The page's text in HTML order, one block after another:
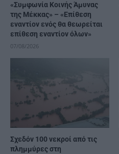
«Συμφωνία Κοινής Άμυνας
της Μέκκας» – «Επίθεση
εναντίον ενός θα θεωρείται
επίθεση εναντίον όλων»
07/08/2026
Σχεδόν 100 νεκροί από τις
πλημμύρες στη